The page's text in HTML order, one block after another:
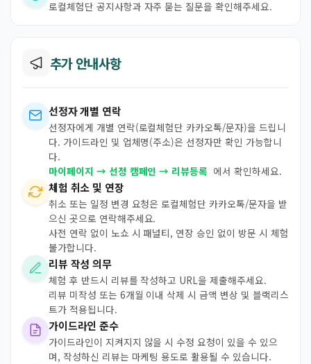
로컬체험단 공지사항과 자주 묻는 질문을 확인해주세요.
추가 안내사항
선정자 개별 연락
선정자에게 개별 연락(로컬체험단 카카오톡/문자)을 드립니
다. 가이드라인 및 업체명(주소)은 선정자만 확인 가능합니
다.
마이페이지 → 선정 캠페인 → 리뷰등록 에서 확인하세요.
체험 취소 및 연장
취소 또는 일정 변경 요청은 로컬체험단 카카오톡/문자을 받
으신 곳으로 연락해주세요.
사전 연락 없이 노쇼 시 패널티, 연장 승인 없이 방문 시 체험
불가합니다.
리뷰 작성 의무
체험 후 반드시 리뷰를 작성하고 URL을 제출해주세요.
리뷰 미작성 또는 6개월 이내 삭제 시 금액 변상 및 블랙리스
트가 적용됩니다.
가이드라인 준수
가이드라인이 지켜지지 않을 시 수정 요청이 있을 수 있으
며, 작성하신 리뷰는 마케팅 용도로 활용될 수 있습니다.